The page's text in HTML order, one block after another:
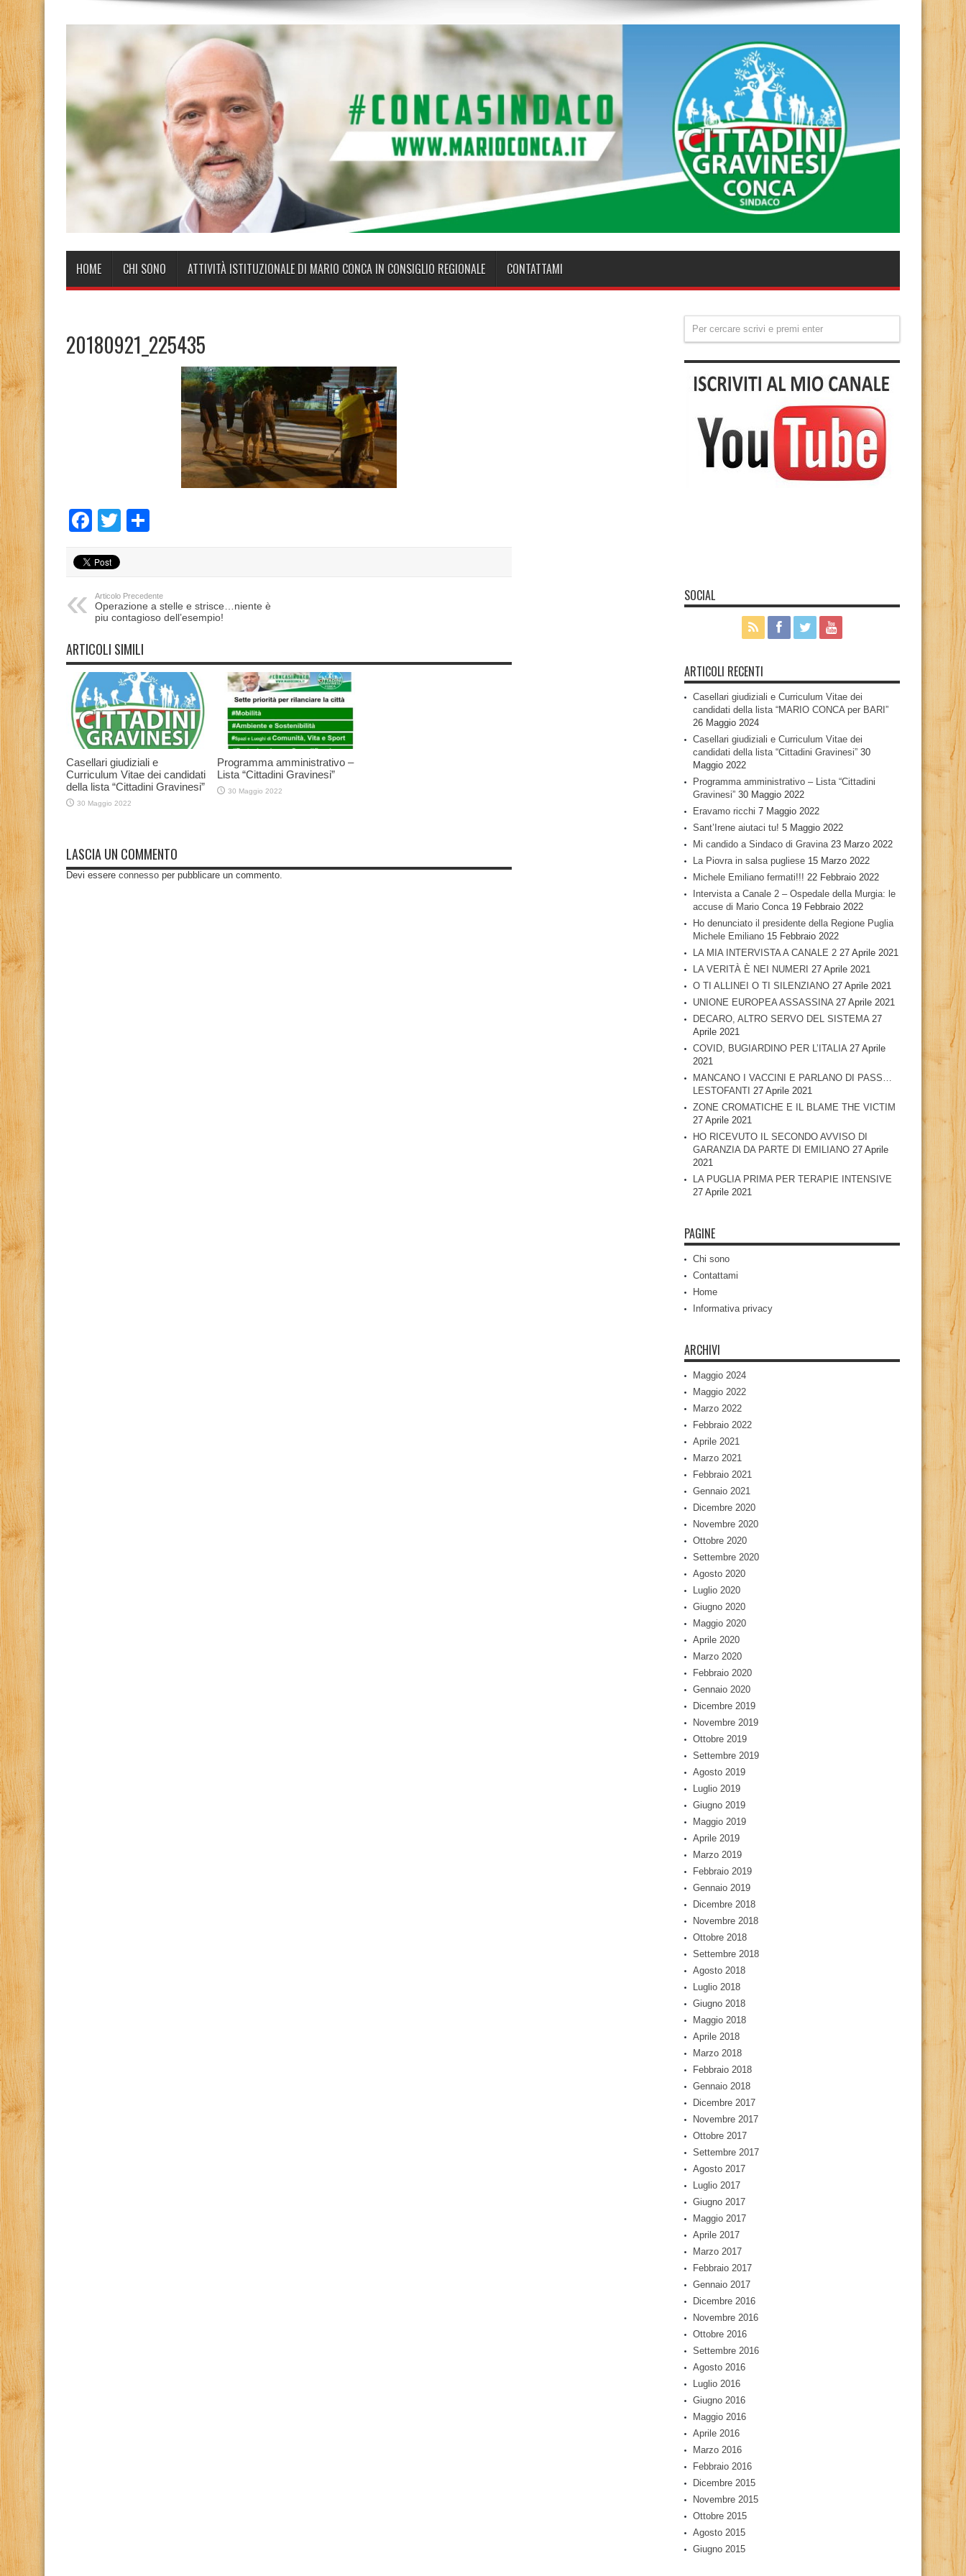
HOME CHI SONO ATTIVITÀ ISTITUZIONALE DI MARIO CONCA IN CONSIGLIO REGIONALE CONTATTAMI
20180921_225435
Facebook
Twitter
Articolo Precedente
Operazione a stelle e strisce…niente è
piu contagioso dell’esempio!
ARTICOLI SIMILI
Casellari giudiziali e
Curriculum Vitae dei candidati
della lista “Cittadini Gravinesi”
30 Maggio 2022
Programma amministrativo –
Lista “Cittadini Gravinesi”
30 Maggio 2022
LASCIA UN COMMENTO
Devi essere connesso per pubblicare un commento.
SOCIAL
ARTICOLI RECENTI
Casellari giudiziali e Curriculum Vitae dei
candidati della lista “MARIO CONCA per BARI”
26 Maggio 2024
Casellari giudiziali e Curriculum Vitae dei
candidati della lista “Cittadini Gravinesi” 30
Maggio 2022
Programma amministrativo – Lista “Cittadini
Gravinesi” 30 Maggio 2022
Eravamo ricchi 7 Maggio 2022
Sant’Irene aiutaci tu! 5 Maggio 2022
Mi candido a Sindaco di Gravina 23 Marzo 2022
La Piovra in salsa pugliese 15 Marzo 2022
Michele Emiliano fermati!!! 22 Febbraio 2022
Intervista a Canale 2 – Ospedale della Murgia: le
accuse di Mario Conca 19 Febbraio 2022
Ho denunciato il presidente della Regione Puglia
Michele Emiliano 15 Febbraio 2022
LA MIA INTERVISTA A CANALE 2 27 Aprile 2021
LA VERITÀ È NEI NUMERI 27 Aprile 2021
O TI ALLINEI O TI SILENZIANO 27 Aprile 2021
UNIONE EUROPEA ASSASSINA 27 Aprile 2021
DECARO, ALTRO SERVO DEL SISTEMA 27
Aprile 2021
COVID, BUGIARDINO PER L’ITALIA 27 Aprile
2021
MANCANO I VACCINI E PARLANO DI PASS…
LESTOFANTI 27 Aprile 2021
ZONE CROMATICHE E IL BLAME THE VICTIM
27 Aprile 2021
HO RICEVUTO IL SECONDO AVVISO DI
GARANZIA DA PARTE DI EMILIANO 27 Aprile
2021
LA PUGLIA PRIMA PER TERAPIE INTENSIVE
27 Aprile 2021
PAGINE
Chi sono
Contattami
Home
Informativa privacy
ARCHIVI
Maggio 2024
Maggio 2022
Marzo 2022
Febbraio 2022
Aprile 2021
Marzo 2021
Febbraio 2021
Gennaio 2021
Dicembre 2020
Novembre 2020
Ottobre 2020
Settembre 2020
Agosto 2020
Luglio 2020
Giugno 2020
Maggio 2020
Aprile 2020
Marzo 2020
Febbraio 2020
Gennaio 2020
Dicembre 2019
Novembre 2019
Ottobre 2019
Settembre 2019
Agosto 2019
Luglio 2019
Giugno 2019
Maggio 2019
Aprile 2019
Marzo 2019
Febbraio 2019
Gennaio 2019
Dicembre 2018
Novembre 2018
Ottobre 2018
Settembre 2018
Agosto 2018
Luglio 2018
Giugno 2018
Maggio 2018
Aprile 2018
Marzo 2018
Febbraio 2018
Gennaio 2018
Dicembre 2017
Novembre 2017
Ottobre 2017
Settembre 2017
Agosto 2017
Luglio 2017
Giugno 2017
Maggio 2017
Aprile 2017
Marzo 2017
Febbraio 2017
Gennaio 2017
Dicembre 2016
Novembre 2016
Ottobre 2016
Settembre 2016
Agosto 2016
Luglio 2016
Giugno 2016
Maggio 2016
Aprile 2016
Marzo 2016
Febbraio 2016
Dicembre 2015
Novembre 2015
Ottobre 2015
Agosto 2015
Giugno 2015